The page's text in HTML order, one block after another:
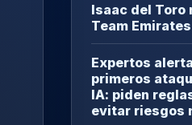
Isaac del Toro
Team
Expertos
primeros
IA: piden
evitar riesgos